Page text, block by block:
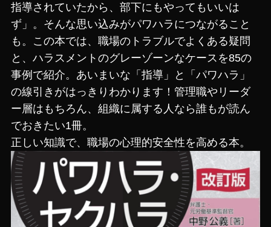
指導されていたから、部下にもやってもいいは
ず」。そんな思い込みがパワハラにつながること
も。この本では、職場のトラブルでよくある疑問
と、ハラスメントのグレーゾーンなケースを85の
事例で紹介。あいまいな「指導」と「パワハラ」
の線引きがはっきりわかります！管理職やリーダ
ー層はもちろん、組織に属する人なら誰もが読ん
でおきたい1冊。
正しい知識で、職場の心理的安全性を高める本。